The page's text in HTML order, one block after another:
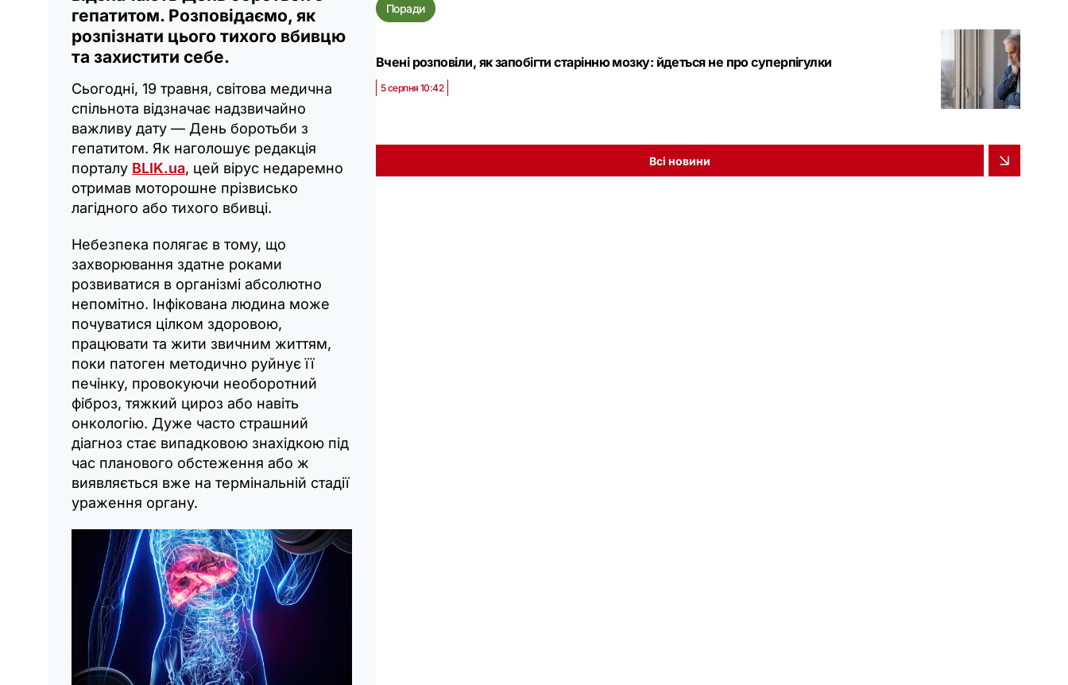
гепатитом. Розповідаємо, як
розпізнати цього тихого вбивцю
та захистити себе.
Сьогодні, 19 травня, світова медична
спільнота відзначає надзвичайно
важливу дату — День боротьби з
гепатитом. Як наголошує редакція
порталу BLIK.ua, цей вірус недаремно
отримав моторошне прізвисько
лагідного або тихого вбивці.
Небезпека полягає в тому, що
захворювання здатне роками
розвиватися в організмі абсолютно
непомітно. Інфікована людина може
почуватися цілком здоровою,
працювати та жити звичним життям,
поки патоген методично руйнує її
печінку, провокуючи необоротний
фіброз, тяжкий цироз або навіть
онкологію. Дуже часто страшний
діагноз стає випадковою знахідкою під
час планового обстеження або ж
виявляється вже на термінальній стадії
ураження органу.
Поради
Вчені розповіли, як запобігти старінню мозку: йдеться не про суперпігулки
5 серпня 10:42
Всі новини